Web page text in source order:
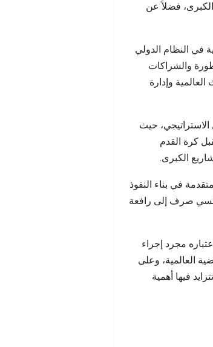
فضلاً عن
في النظام الدولي
والشراكات
وإدارة
الاستراتيجي، حيث
كرة القدم
الكبرى.
في بناء النفوذ
صرف إلى رافعة
مجرد إجراء
العالمية، وعلى
فيها أهمية